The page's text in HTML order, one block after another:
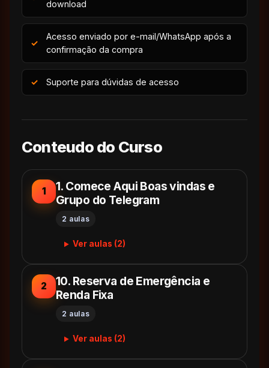
download
Acesso enviado por e-mail/WhatsApp após a
confirmação da compra
Suporte para dúvidas de acesso
Conteudo do Curso
1
1. Comece Aqui Boas vindas e
Grupo do Telegram
2 aulas
Ver aulas (2)
2
10. Reserva de Emergência e
Renda Fixa
2 aulas
Ver aulas (2)